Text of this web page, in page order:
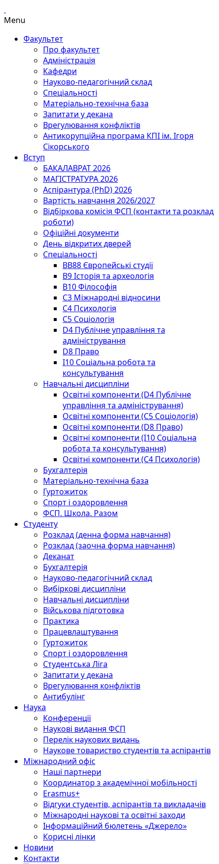
Menu
Факультет
Про факультет
Адміністрація
Кафедри
Науково-педагогічний склад
Спеціальності
Матеріально-технічна база
Запитати у декана
Врегулювання конфліктів
Антикорупційна програма КПІ ім. Ігоря
Сікорського
Вступ
БАКАЛАВРАТ 2026
МАГІСТРАТУРА 2026
Аспірантура (PhD) 2026
Вартість навчання 2026/2027
Відбіркова комісія ФСП (контакти та розклад
роботи)
Офіційні документи
День відкритих дверей
Спеціальності
BВ88 Європейські студії
B9 Історія та археологія
B10 Філософія
C3 Міжнародні відносини
C4 Психологія
С5 Соціологія
D4 Публічне управління та
адміністрування
D8 Право
I10 Соціальна робота та
консультування
Навчальні дисципліни
Освітні компоненти (D4 Публічне
управління та адміністрування)
Освітні компоненти (С5 Соціологія)
Освітні компоненти (D8 Право)
Освітні компоненти (I10 Соціальна
робота та консультування)
Освітні компоненти (С4 Психологія)
Бухгалтерія
Матеріально-технічна база
Гуртожиток
Спорт і оздоровлення
ФСП. Школа. Разом
Студенту
Розклад (денна форма навчання)
Розклад (заочна форма навчання)
Деканат
Бухгалтерія
Науково-педагогічний склад
Вибіркові дисципліни
Навчальні дисципліни
Військова підготовка
Практика
Працевлаштування
Гуртожиток
Спорт і оздоровлення
Студентська Ліга
Запитати у декана
Врегулювання конфліктів
Антибулінг
Наука
Конференції
Наукові видання ФСП
Перелік наукових видань
Наукове товариство студентів та аспірантів
Міжнародний офіс
Наші партнери
Координатор з академічної мобільності
Erasmus+
Відгуки студентів, аспірантів та викладачів
Міжнародні наукові та освітні заходи
Інформаційний бюлетень «Джерело»
Корисні лінки
Новини
Контакти